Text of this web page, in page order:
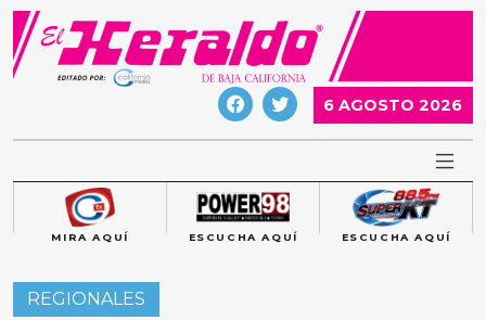
Skip
content
6 AGOSTO 2026
MIRA AQUÍ ESCUCHA AQUÍ ESCUCHA AQUÍ
REGIONALES